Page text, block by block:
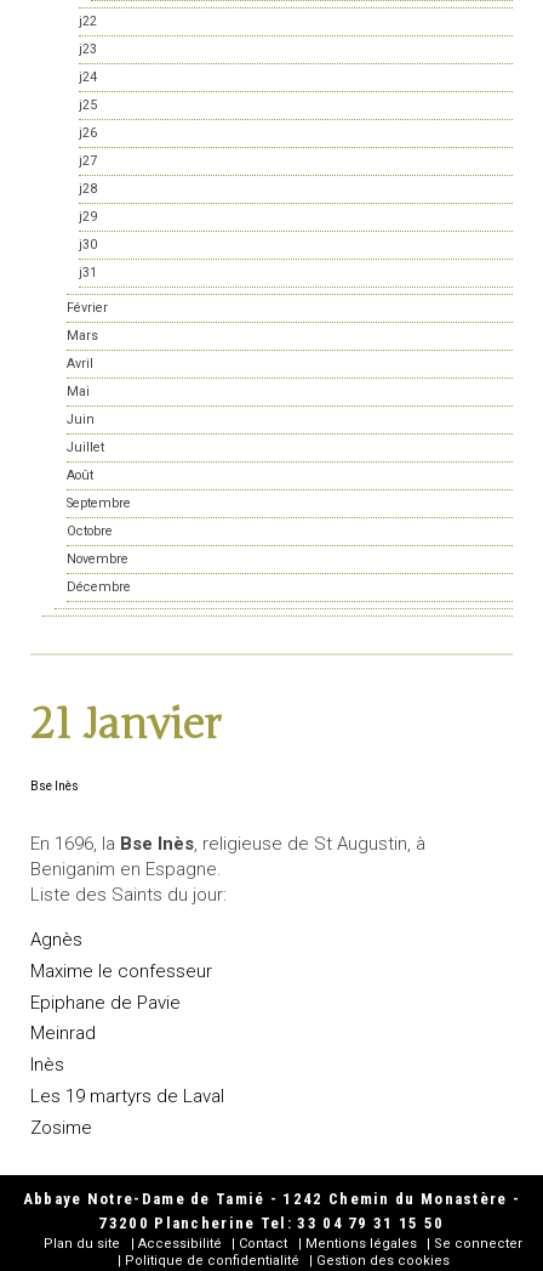
j22
j23
j24
j25
j26
j27
j28
j29
j30
j31
Février
Mars
Avril
Mai
Juin
Juillet
Août
Septembre
Octobre
Novembre
Décembre
21 Janvier
Bse Inès
En 1696, la Bse Inès, religieuse de St Augustin, à
Beniganim en Espagne.
Liste des Saints du jour:
Agnès
Maxime le confesseur
Epiphane de Pavie
Meinrad
Inès
Les 19 martyrs de Laval
Zosime
Abbaye Notre-Dame de Tamié - 1242 Chemin du Monastère -
73200 Plancherine Tel: 33 04 79 31 15 50
Plan du site Accessibilité Contact Mentions légales
Se connecter
Politique de confidentialité
Gestion des cookies